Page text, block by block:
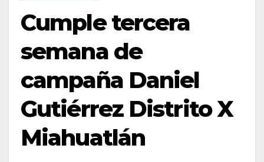
Cumple tercera
semana de
campaña Daniel
Gutiérrez Distrito X
Miahuatlán